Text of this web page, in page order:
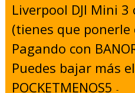
Liverpool DJI Mini
(tienes que ponerle
Pagando con
Puedes bajar más
POCKETMENOS5-